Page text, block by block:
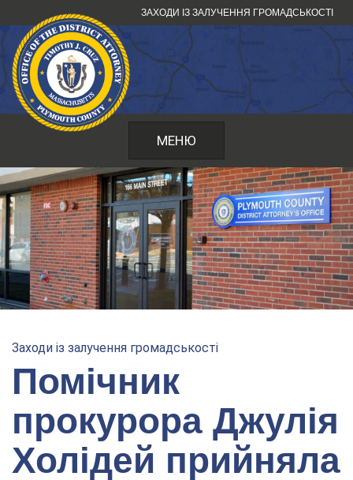
до
змісту
ЗАХОДИ ІЗ ЗАЛУЧЕННЯ ГРОМАДСЬКОСТІ
МЕНЮ
Заходи із залучення громадськості
Помічник
прокурора Джулія
Холідей прийняла